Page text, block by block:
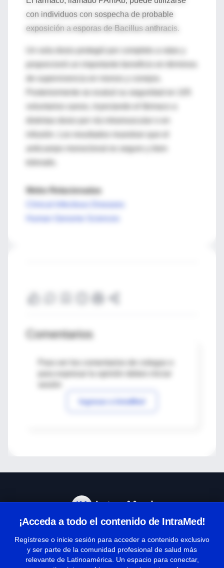
con individuos con sospecha de probable
exposición a esporas de Bacillus anthracis.
Un sola dosis protegió por completo a ratas y
proporcionó un importante beneficio en términos
de supervivencia en monos y conejos.
Posteriormente se evaluó su seguridad en 105
anticuerpo monoclonal es seguro y bien
Webs Relacionadas
Comentarios
Para ver los comentarios de colegas o
Ingresar a IntraMed
¡Acceda a todo el contenido de IntraMed!
Regístrese o inicie sesión para acceder a contenido exclusivo
y ser parte de la comunidad profesional de salud más
relevante de Latinoamérica. Un espacio para conectar,
Términos y condiciones